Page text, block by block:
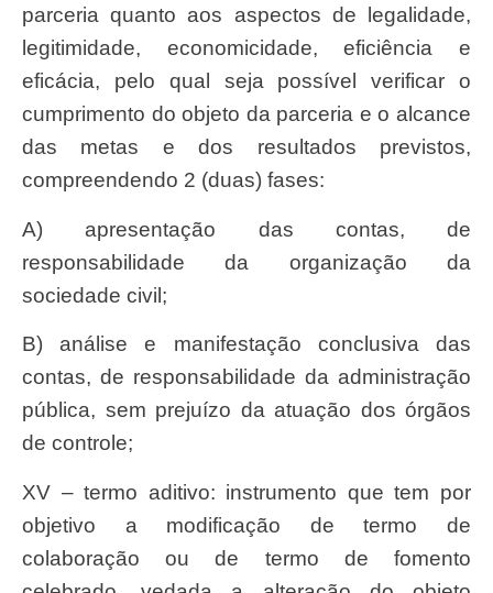
parceria quanto aos aspectos de legalidade,
legitimidade, economicidade, eficiência e
eficácia, pelo qual seja possível verificar o
cumprimento do objeto da parceria e o alcance
das metas e dos resultados previstos,
compreendendo 2 (duas) fases:
a) apresentação das contas, de
responsabilidade da organização da
sociedade civil;
b) análise e manifestação conclusiva das
contas, de responsabilidade da administração
pública, sem prejuízo da atuação dos órgãos
de controle;
XV – termo aditivo: instrumento que tem por
objetivo a modificação de termo de
colaboração ou de termo de fomento